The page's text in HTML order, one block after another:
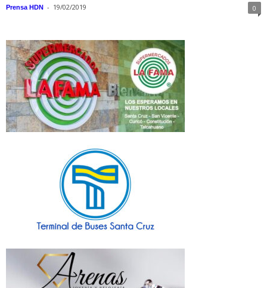
Prensa HDN - 19/02/2019 0